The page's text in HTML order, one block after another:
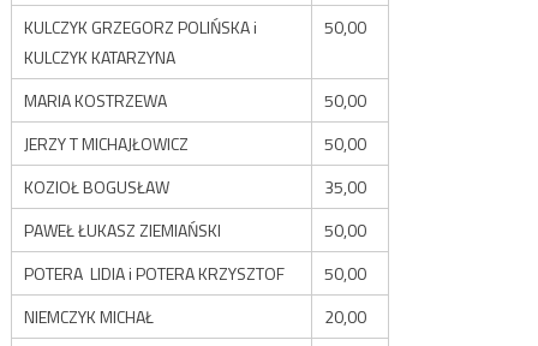
KULCZYK GRZEGORZ POLIŃSKA i
KULCZYK KATARZYNA
50,00
MARIA KOSTRZEWA
50,00
JERZY T MICHAJŁOWICZ
50,00
KOZIOŁ BOGUSŁAW
35,00
PAWEŁ ŁUKASZ ZIEMIAŃSKI
50,00
POTERA LIDIA i POTERA KRZYSZTOF
50,00
NIEMCZYK MICHAŁ
20,00